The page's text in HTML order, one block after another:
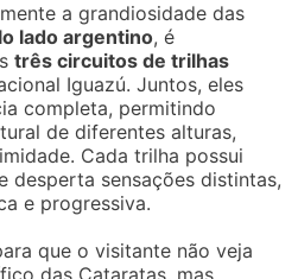
a grandiosidade das
lado argentino, é
três circuitos de trilhas
Iguazú. Juntos, eles
completa, permitindo
de diferentes alturas,
Cada trilha possui
desperta sensações distintas,
e progressiva.
que o visitante não veja